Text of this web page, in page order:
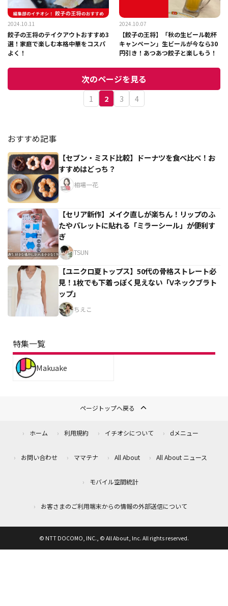
2024.10.11
餃子の王将のテイクアウトおすすめ3
選！家庭で楽しむ本格中華をコスパ
よく！
2024.10.07
【餃子の王将】「秋の生ビール乾杯
キャンペーン」生ビールが今なら30
円引き！あつあつ餃子と楽しもう！
次のページを見る
1 2 3 4
おすすめ記事
【セブン・ミスド比較】ドーナツを食べ比べ！お
すすめはどっち？
相場一花
【セリア新作】メイク直しが楽ちん！リップのふ
たやパレットに貼れる「ミラーシール」が便利す
ぎ
TSUN
【ユニクロ夏トップス】50代の骨格ストレート必
見！1枚でも下着っぽく見えない「Vネックブラト
ップ」
ちえこ
特集一覧
Makuake
ページトップへ戻る
ホーム 利用規約 イチオシについて dメニュー
お問い合わせ ママテナ All About All About ニュース
モバイル空間統計
お客さまのご利用端末からの情報の外部送信について
© NTT DOCOMO, INC., © All About, Inc. All rights reserved.